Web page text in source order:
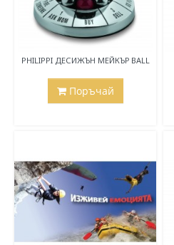
PHILIPPI ДЕСИЖЪН МЕЙКЪР BALL
Поръчай